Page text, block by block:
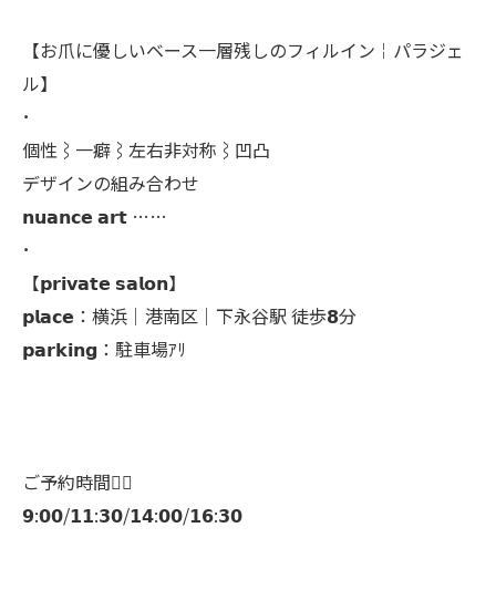
【お爪に優しいベース一層残しのフィルイン￤パラジェ
ル】
･
個性⌇一癖⌇左右非対称⌇凹凸
デザインの組み合わせ
𝗻𝘂𝗮𝗻𝗰𝗲 𝗮𝗿𝘁 ……
･
【𝗽𝗿𝗶𝘃𝗮𝘁𝗲 𝘀𝗮𝗹𝗼𝗻】
𝗽𝗹𝗮𝗰𝗲：横浜│港南区│下永谷駅 徒歩𝟴分
𝗽𝗮𝗿𝗸𝗶𝗻𝗴：駐車場ｱﾘ
ご予約時間👇🏻
𝟵:𝟬𝟬/𝟭𝟭:𝟯𝟬/𝟭𝟰:𝟬𝟬/𝟭𝟲:𝟯𝟬